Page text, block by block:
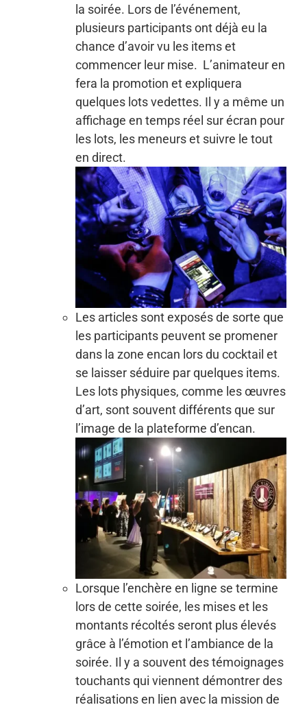
la soirée. Lors de l’événement,
plusieurs participants ont déjà eu la
chance d’avoir vu les items et
commencer leur mise. L’animateur en
fera la promotion et expliquera
quelques lots vedettes. Il y a même un
affichage en temps réel sur écran pour
les lots, les meneurs et suivre le tout
en direct.
Les articles sont exposés de sorte que
les participants peuvent se promener
dans la zone encan lors du cocktail et
se laisser séduire par quelques items.
Les lots physiques, comme les œuvres
d’art, sont souvent différents que sur
l’image de la plateforme d’encan.
Lorsque l’enchère en ligne se termine
lors de cette soirée, les mises et les
montants récoltés seront plus élevés
grâce à l’émotion et l’ambiance de la
soirée. Il y a souvent des témoignages
touchants qui viennent démontrer des
réalisations en lien avec la mission de